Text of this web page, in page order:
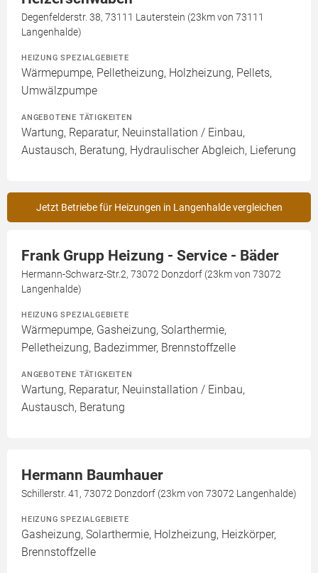
Degenfelderstr. 38, 73111 Lauterstein (23km von 73111
Langenhalde)
HEIZUNG SPEZIALGEBIETE
Wärmepumpe, Pelletheizung, Holzheizung, Pellets,
Umwälzpumpe
ANGEBOTENE TÄTIGKEITEN
Wartung, Reparatur, Neuinstallation / Einbau,
Austausch, Beratung, Hydraulischer Abgleich, Lieferung
Jetzt Betriebe für Heizungen in Langenhalde vergleichen
Frank Grupp Heizung - Service - Bäder
Hermann-Schwarz-Str.2, 73072 Donzdorf (23km von 73072
Langenhalde)
HEIZUNG SPEZIALGEBIETE
Wärmepumpe, Gasheizung, Solarthermie,
Pelletheizung, Badezimmer, Brennstoffzelle
ANGEBOTENE TÄTIGKEITEN
Wartung, Reparatur, Neuinstallation / Einbau,
Austausch, Beratung
Hermann Baumhauer
Schillerstr. 41, 73072 Donzdorf (23km von 73072 Langenhalde)
HEIZUNG SPEZIALGEBIETE
Gasheizung, Solarthermie, Holzheizung, Heizkörper,
Brennstoffzelle